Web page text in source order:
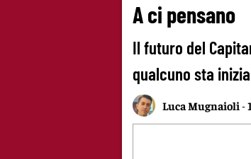
A ci pensano
Il futuro del
qualcuno sta
Luca Mugnaioli -